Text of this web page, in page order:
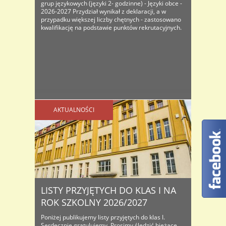
grup językowych (języki 2- godzinne) - Języki obce -
2026-2027 Przydział wynikał z deklaracji, a w
przypadku większej liczby chętnych - zastosowano
kwalifikację na podstawie punktów rekrutacyjnych.
AKTUALNOŚCI
LISTY PRZYJĘTYCH DO KLAS I NA
ROK SZKOLNY 2026/2027
Poniżej publikujemy listy przyjętych do klas I.